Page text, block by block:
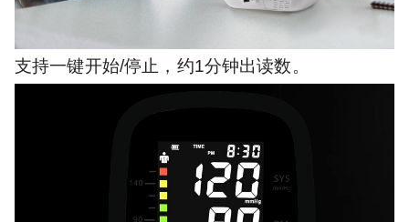
支持一键开始/停止，约1分钟出读数。